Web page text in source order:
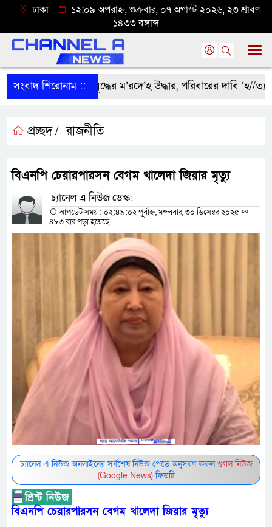
ঢাকা
১২:০৯ অপরাহ্ন, শুক্রবার, ০৭ অগাস্ট ২০২৬, ২৩ শ্রাবণ
১৪৩৩ বঙ্গাব্দ
সংবাদ শিরোনাম ::
শ্রীবরদীতে বৃদ্ধের ম’রদে’হ উদ্ধার, পরিবারের দাবি ‘হ//ত্যা’
প্রচ্ছদ / রাজনীতি
বিএনপি চেয়ারপারসন বেগম খালেদা জিয়ার মৃত্যু
চ্যানেল এ নিউজ ডেস্ক:
আপডেট সময় : ০২:৪৯:০২ পূর্বাহ্ন, মঙ্গলবার, ৩০ ডিসেম্বর ২০২৫
৪৮৩ বার পড়া হয়েছে
চ্যানেল এ নিউজ অনলাইনের সর্বশেষ নিউজ পেতে অনুসরণ করুনগুগল নিউজ
(Google News)ফিডটি
বিএনপি চেয়ারপারসন বেগম খালেদা জিয়ার মৃত্যু